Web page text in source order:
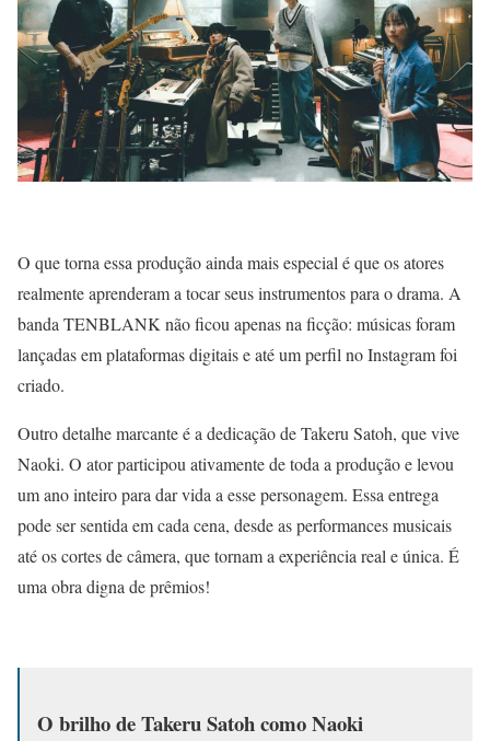
O que torna essa produção ainda mais especial é que os atores
realmente aprenderam a tocar seus instrumentos para o drama. A
banda TENBLANK não ficou apenas na ficção: músicas foram
lançadas em plataformas digitais e até um perfil no Instagram foi
criado.
Outro detalhe marcante é a dedicação de Takeru Satoh, que vive
Naoki. O ator participou ativamente de toda a produção e levou
um ano inteiro para dar vida a esse personagem. Essa entrega
pode ser sentida em cada cena, desde as performances musicais
até os cortes de câmera, que tornam a experiência real e única. É
uma obra digna de prêmios!
O brilho de Takeru Satoh como Naoki